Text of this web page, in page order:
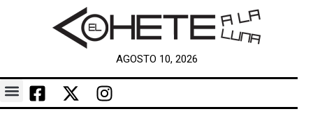
AGOSTO 10, 2026